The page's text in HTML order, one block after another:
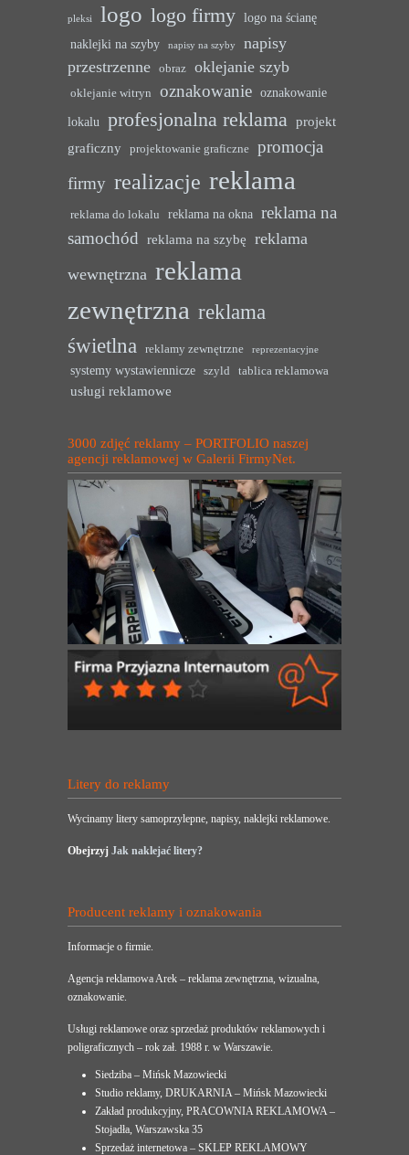
pleksi logo logo firmy logo na ścianę
naklejki na szyby
napisy na szyby
napisy
przestrzenne
obraz oklejanie szyb
oklejanie witryn oznakowanie oznakowanie
lokalu profesjonalna reklama projekt
graficzny
projektowanie graficzne
promocja
firmy realizacje reklama
reklama do lokalu reklama na okna reklama na
samochód reklama na szybę reklama
wewnętrzna reklama
zewnętrzna reklama
świetlna
reklamy zewnętrzne reprezentacyjne
systemy wystawiennicze szyld tablica reklamowa
usługi reklamowe
3000 zdjęć reklamy – PORTFOLIO naszej
agencji reklamowej w Galerii FirmyNet.
Litery do reklamy
Wycinamy litery samoprzylepne, napisy, naklejki reklamowe.
Obejrzyj Jak naklejać litery?
Producent reklamy i oznakowania
Informacje o firmie.
Agencja reklamowa Arek – reklama zewnętrzna, wizualna,
oznakowanie.
Usługi reklamowe oraz sprzedaż produktów reklamowych i
poligraficznych – rok zał. 1988 r. w Warszawie.
Siedziba – Mińsk Mazowiecki
Studio reklamy, DRUKARNIA – Mińsk Mazowiecki
Zakład produkcyjny, PRACOWNIA REKLAMOWA –
Stojadła, Warszawska 35
Sprzedaż internetowa – SKLEP REKLAMOWY